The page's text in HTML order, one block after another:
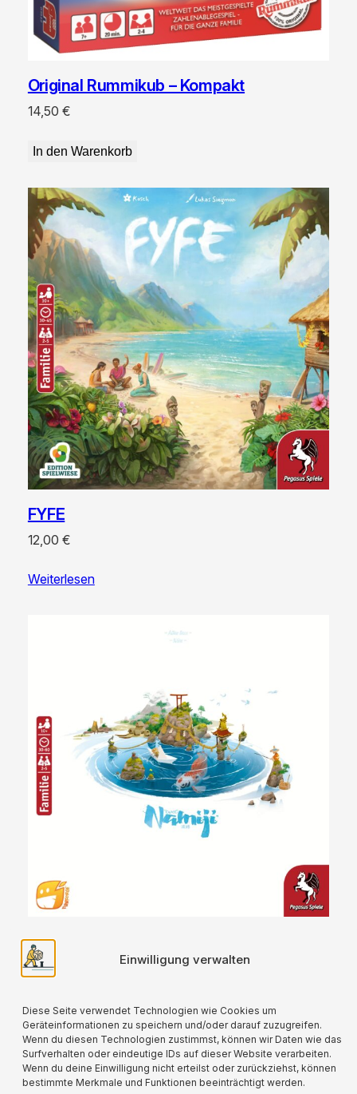
Einwilligung verwalten
Diese Seite verwendet Technologien wie Cookies um
Geräteinformationen zu speichern und/oder darauf zuzugreifen.
Wenn du diesen Technologien zustimmst, können wir Daten wie das
Surfverhalten oder eindeutige IDs auf dieser Website verarbeiten.
Wenn du deine Einwilligung nicht erteilst oder zurückziehst, können
bestimmte Merkmale und Funktionen beeinträchtigt werden.
Original Rummikub – Kompakt
14,50 €
In den Warenkorb
FYFE
12,00 €
Weiterlesen
Namiji
7,90
Weiterlesen
Für alle verwendeten Versandverpackungen